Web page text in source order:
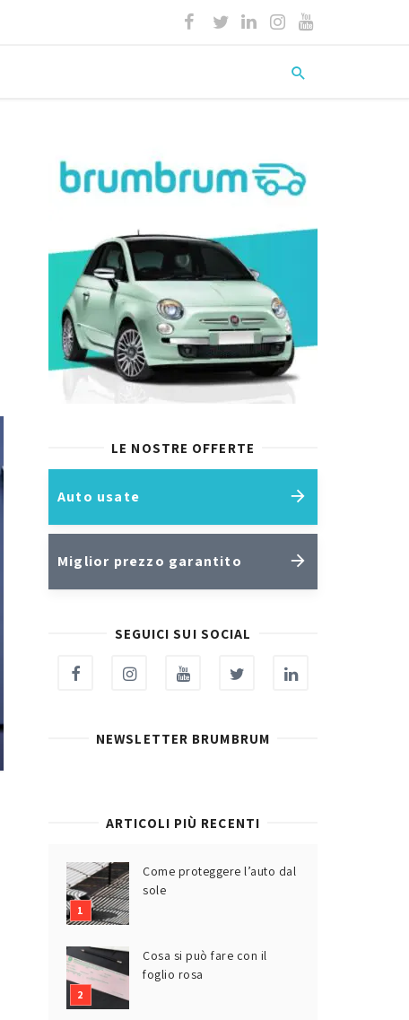
LE NOSTRE OFFERTE
Auto usate
Miglior prezzo garantito
SEGUICI SUI SOCIAL
NEWSLETTER BRUMBRUM
ARTICOLI PIÙ RECENTI
Come proteggere l’auto dal
sole
Cosa si può fare con il
foglio rosa